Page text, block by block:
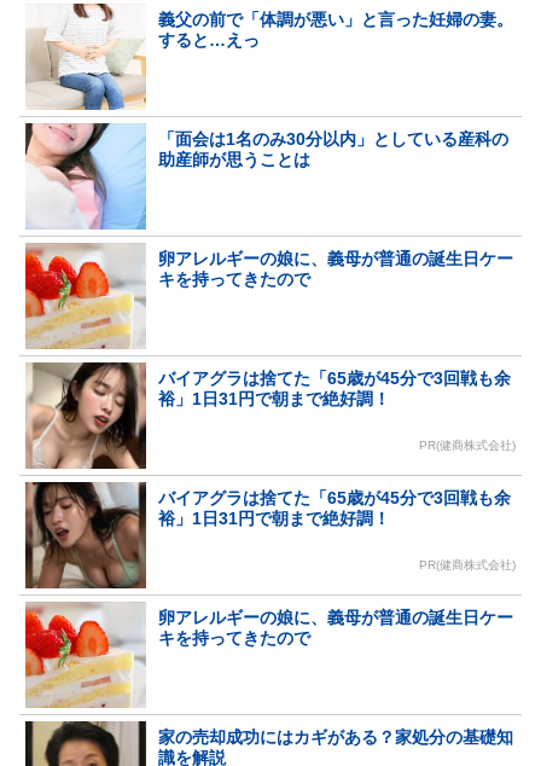
義父の前で「体調が悪い」と言った妊婦の妻。
すると…えっ
「面会は1名のみ30分以内」としている産科の
助産師が思うことは
卵アレルギーの娘に、義母が普通の誕生日ケー
キを持ってきたので
バイアグラは捨てた「65歳が45分で3回戦も余
裕」1日31円で朝まで絶好調！
PR(健商株式会社)
バイアグラは捨てた「65歳が45分で3回戦も余
裕」1日31円で朝まで絶好調！
PR(健商株式会社)
卵アレルギーの娘に、義母が普通の誕生日ケー
キを持ってきたので
家の売却成功にはカギがある？家処分の基礎知
識を解説